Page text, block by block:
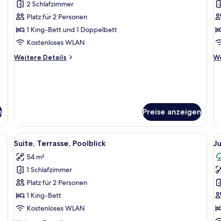
Suite,
2 Schlafzimmer,
Balkon
(2
anzeigen
2 Schlafzimmer
Platz für 2 Personen
1 King-Bett und 1 Doppelbett
Kostenloses WLAN
Weitere Details
Weitere
adults)
Preise anzeigen
(3
einem großen Bett, einer Couch und einem kleinen Tisch.
Alle
Fotos
für
Suite,
Terrasse,
Poolblick
anzeigen
Ein Seilabfang mit einem Schild, das
9
Suite, Terrasse, Poolblick
54 m²
1 Schlafzimmer
Platz für 2 Personen
1 King-Bett
Kostenloses WLAN